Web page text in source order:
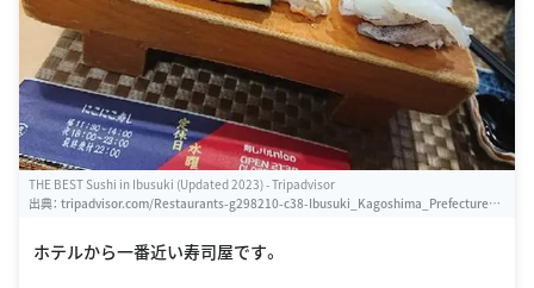
THE BEST Sushi in Ibusuki (Updated 2023) - Tripadvisor
出典： tripadvisor.com/Restaurants-g298210-c38-Ibusuki_Kagoshima_Prefecture_K
ホテルから一番近い寿司屋です。